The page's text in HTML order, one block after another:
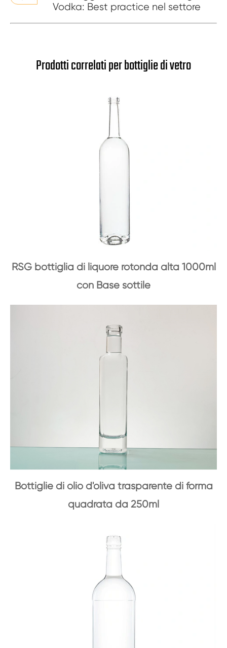
Vodka: Best practice nel settore
Prodotti correlati per bottiglie di vetro
RSG bottiglia di liquore rotonda alta 1000ml
con Base sottile
Bottiglie di olio d'oliva trasparente di forma
quadrata da 250ml